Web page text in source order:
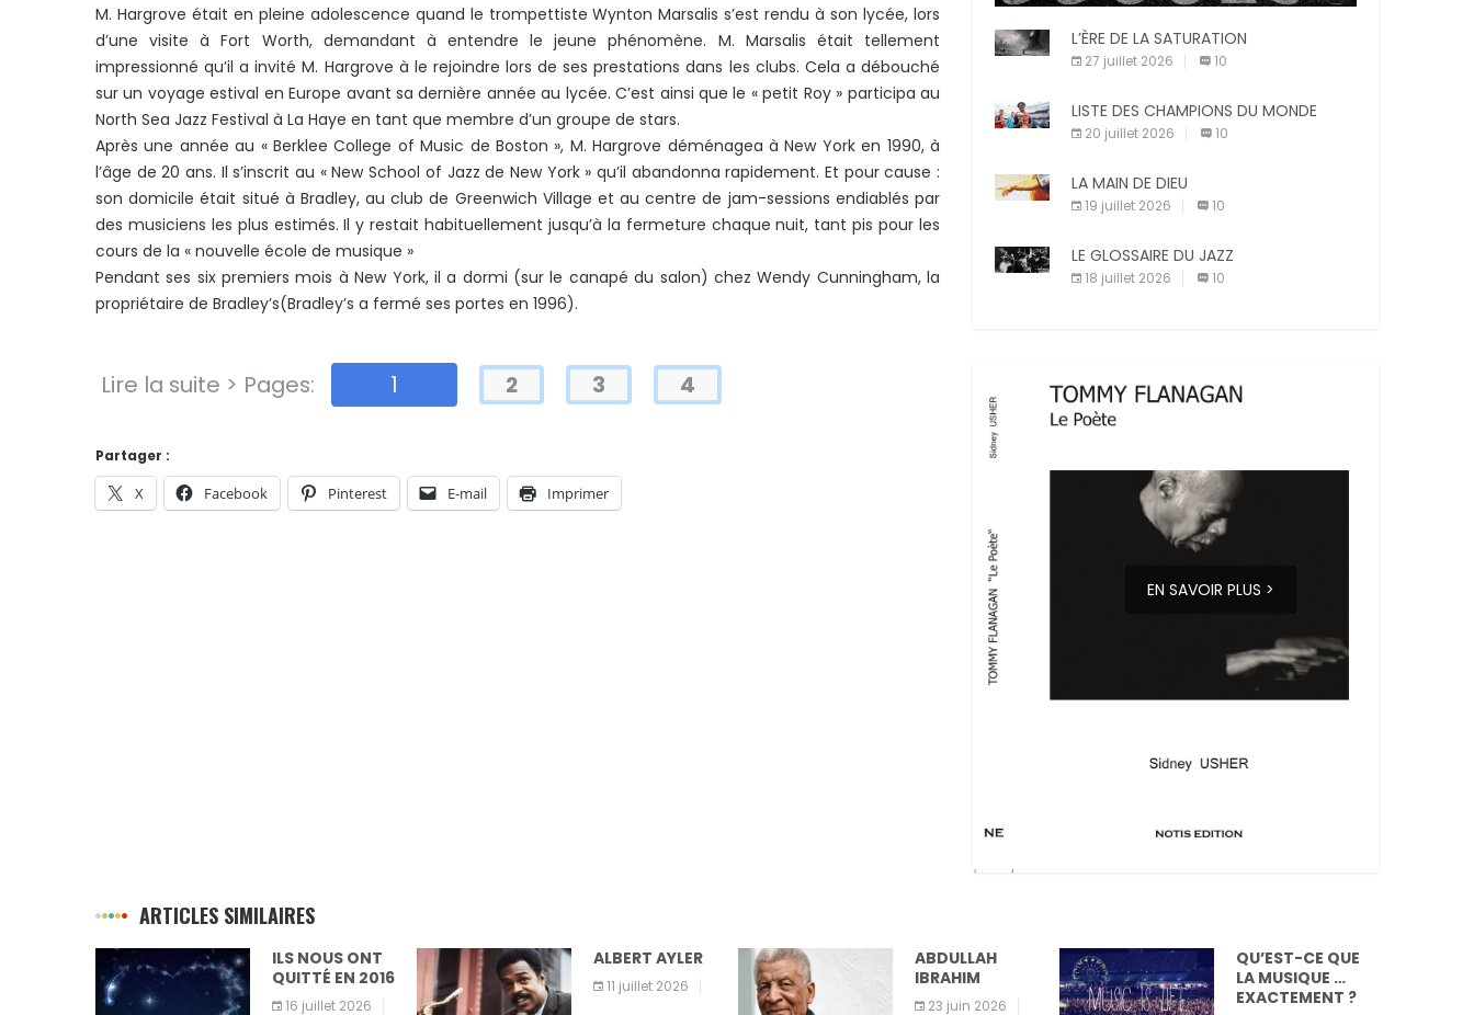
M. Hargrove était en pleine adolescence quand le trompettiste Wynton Marsalis s’est rendu à son lycée, lors
d’une visite à Fort Worth, demandant à entendre le jeune phénomène. M. Marsalis était tellement
impressionné qu’il a invité M. Hargrove à le rejoindre lors de ses prestations dans les clubs. Cela a débouché
sur un voyage estival en Europe avant sa dernière année au lycée. C’est ainsi que le « petit Roy » participa au
North Sea Jazz Festival à La Haye en tant que membre d’un groupe de stars.
Après une année au « Berklee College of Music de Boston », M. Hargrove déménagea à New York en 1990, à
l’âge de 20 ans. Il s’inscrit au « New School of Jazz de New York » qu’il abandonna rapidement. Et pour cause :
son domicile était situé à Bradley, au club de Greenwich Village et au centre de jam-sessions endiablés par
des musiciens les plus estimés. Il y restait habituellement jusqu’à la fermeture chaque nuit, tant pis pour les
cours de la « nouvelle école de musique »
Pendant ses six premiers mois à New York, il a dormi (sur le canapé du salon) chez Wendy Cunningham, la
propriétaire de Bradley’s(Bradley’s a fermé ses portes en 1996).
Partager :
X Facebook Pinterest E-mail Imprimer
Lire la suite > Pages: 1 2 3 4
fait de ne pas atteindre un objectif est un
signe d’incompétence et une source de
sanctions diverses (avertissement, […]
Facebook Pinterest
L’ÈRE DE LA SATURATION
27 juillet 2026 10
LISTE DES CHAMPIONS DU MONDE
20 juillet 2026 10
LA MAIN DE DIEU
19 juillet 2026 10
LE GLOSSAIRE DU JAZZ
18 juillet 2026 10
EN SAVOIR PLUS >
ARTICLES SIMILAIRES
ILS NOUS ONT
QUITTÉ EN 2016
16 juillet 2026
ALBERT AYLER
11 juillet 2026
ABDULLAH
IBRAHIM
23 juin 2026
QU’EST-CE QUE
LA MUSIQUE …
EXACTEMENT ?